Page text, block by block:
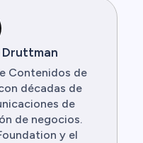
Druttman
Contenidos de
décadas de
de
de negocios.
y el